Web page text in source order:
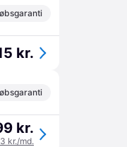
kr.
kr.
kr./md.